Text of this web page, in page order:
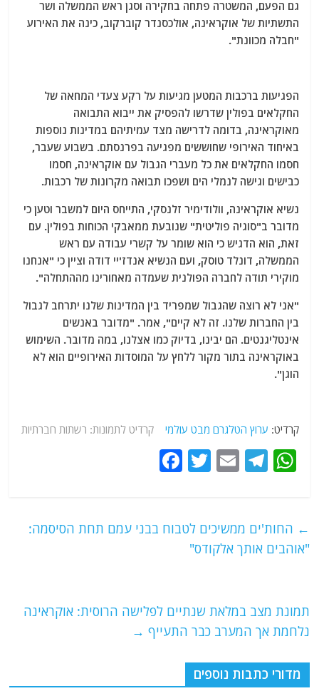
גם הפעם, המשטרה פתחה בחקירה וסגן ראש הממשלה ושר
התשתיות של אוקראינה, אולכסנדר קוברקוב, כינה את האירוע
"חבלה מכוונת".
הפגיעות ברכבות המטען מגיעות על רקע צעדי המחאה של
החקלאים בפולין שדרשו להפסיק את ייבוא התבואה
מאוקראינה, בדומה לדרישה מצד עמיתיהם במדינות נוספות
באיחוד האירופי שחוששים מפגיעה בפרנסתם. בשבוע שעבר,
חסמו החקלאים את כל מעברי הגבול עם אוקראינה, חסמו
כבישים וגישה לנמלי הים ושפכו תבואה מקרונות של רכבות.
נשיא אוקראינה, וולודימיר זלנסקי, התייחס היום למשבר וטען כי
מדובר ב"סוגיה פוליטית" שנובעת ממאבקי הכוחות בפולין. עם
זאת, הוא הדגיש כי הוא שומר על קשרי עבודה עם ראש
הממשלה, דונלד טוסק, ועם הנשיא אנדז'יי דודה וציין כי "אנחנו
מוקירי תודה לחברה הפולנית שעמדה מאחורינו מההתחלה".
"אני לא רוצה שהגבול שמפריד בין המדינות שלנו יתרחב לגבול
בין החברות שלנו. זה לא קיים", אמר. "מדובר באנשים
אינטליגנטים. הם יבינו, בדיוק כמו אצלנו, במה מדובר. השימוש
באוקראינה בתור מקור ללחץ על המוסדות האירופיים הוא לא
הוגן".
קרדיט: ערוץ הטלגרם מבט עולמי קרדיט לתמונות: רשתות חברתיות
W
s
A
T
g
ra
E
l
T
er
e
k
← החות'ים ממשיכים לטבוח בבני עמם תחת הסיסמה:
"אוהבים אותך אלקודס"
תמונת מצב במלאת שנתיים לפלישה הרוסית: אוקראינה
נלחמת אך המערב כבר התעייף →
מדורי כתבות נוספים